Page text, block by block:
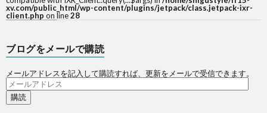
xv.com/public_html/wp-content/plugins/jetpack/class.jetpack-ixr-
client.php on line28
ブログをメールで購読
メールアドレスを記入して購読すれば、更新をメールで受信できます。
メ
ー
ル
ア